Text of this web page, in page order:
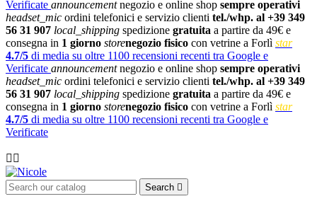
Verificate announcementnegozio e online shop sempre operativi
headset_mic ordini telefonici e servizio clienti tel./whp. al +39 349
56 31 907 local_shipping spedizione gratuita a partire da 49€ e
consegna in 1 giorno storenegozio fisico con vetrine a Forlì star
4.7/5 di media su oltre 1100 recensioni recenti tra Google e
Verificate announcementnegozio e online shop sempre operativi
headset_mic ordini telefonici e servizio clienti tel./whp. al +39 349
56 31 907 local_shipping spedizione gratuita a partire da 49€ e
consegna in 1 giorno storenegozio fisico con vetrine a Forlì star
4.7/5 di media su oltre 1100 recensioni recenti tra Google e
Verificate

Search 